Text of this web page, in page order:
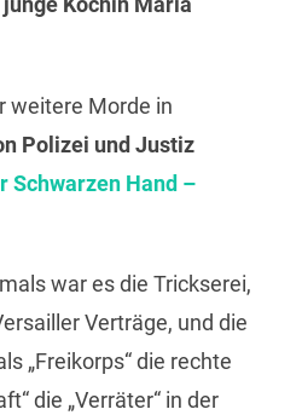
weitere Morde in
Polizei und Justiz
Schwarzen Hand –
war es die Trickserei,
Verträge, und die
„Freikorps“ die rechte
die „Verräter“ in der